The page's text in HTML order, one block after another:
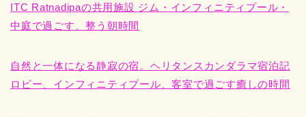
ITC Ratnadipaの共用施設 ジム・インフィニティプール・
中庭で過ごす、整う朝時間
自然と一体になる静寂の宿。ヘリタンスカンダラマ宿泊記
ロビー、インフィニティプール、客室で過ごす癒しの時間